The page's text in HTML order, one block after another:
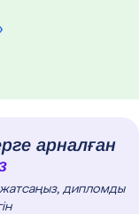
арналған
жатсаңыз, дипломды